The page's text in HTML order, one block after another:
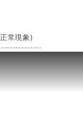
常現象)